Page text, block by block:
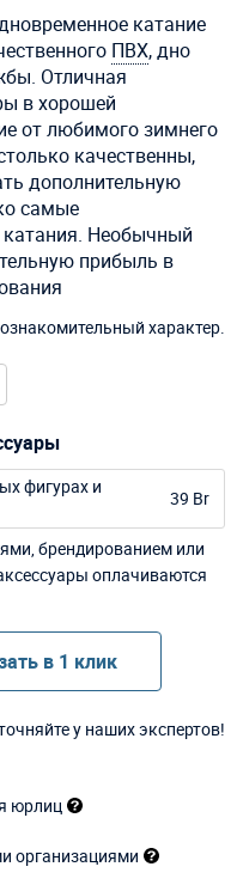
катание
ПВХ, дно
Отличная
в хорошей
от любимого зимнего
качественны,
дополнительную
самые
катания. Необычный
прибыль в
характер.
фигурах и
39 Br
брендированием или
оплачиваются
в 1 клик
у наших экспертов!
юрлиц
организациями